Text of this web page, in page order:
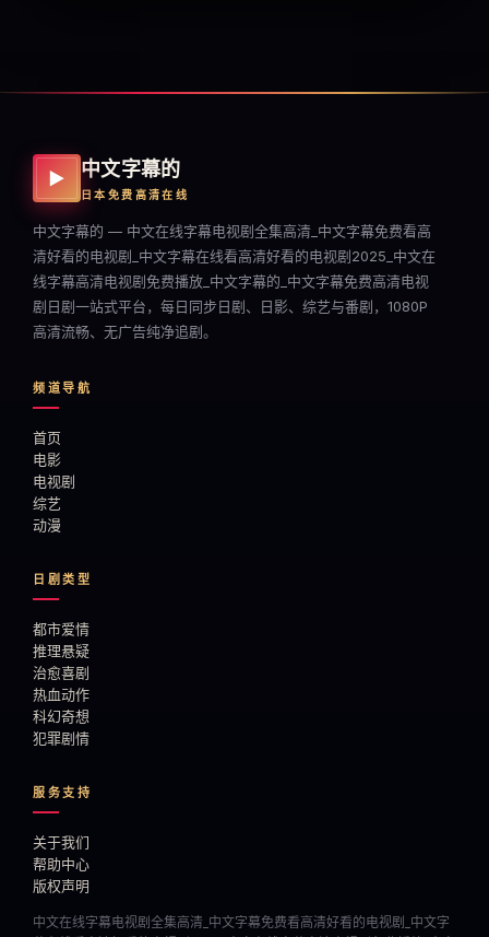
▶ 中文字幕的
日本免费高清在线
中文字幕的 — 中文在线字幕电视剧全集高清_中文字幕免费看高
清好看的电视剧_中文字幕在线看高清好看的电视剧2025_中文在
线字幕高清电视剧免费播放_中文字幕的_中文字幕免费高清电视
剧日剧一站式平台，每日同步日剧、日影、综艺与番剧，1080P
高清流畅、无广告纯净追剧。
频道导航
首页
电影
电视剧
综艺
动漫
日剧类型
都市爱情
推理悬疑
治愈喜剧
热血动作
科幻奇想
犯罪剧情
服务支持
关于我们
帮助中心
版权声明
中文在线字幕电视剧全集高清_中文字幕免费看高清好看的电视剧_中文字